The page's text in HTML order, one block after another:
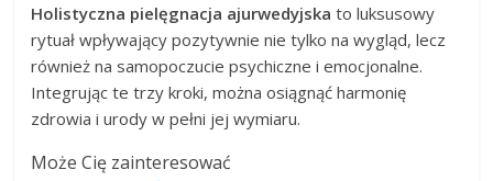
Holistyczna pielęgnacja ajurwedyjska to luksusowy
rytuał wpływający pozytywnie nie tylko na wygląd, lecz
również na samopoczucie psychiczne i emocjonalne.
Integrując te trzy kroki, można osiągnąć harmonię
zdrowia i urody w pełni jej wymiaru.
Może Cię zainteresować